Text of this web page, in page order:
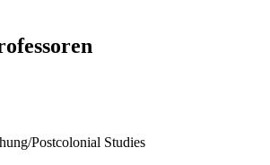
Postcolonial Studies